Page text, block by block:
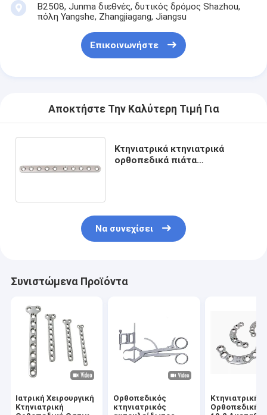
B2508, Junma διεθνές, δυτικός δρόμος Shazhou,
πόλη Yangshe, Zhangjiagang, Jiangsu
Επικοινωνήστε
Αποκτήστε Την Καλύτερη Τιμή Για
Κτηνιατρικά κτηνιατρικά
ορθοπεδικά πιάτα
Να συνεχίσει
Συνιστώμενα Προϊόντα
Ιατρική Χειρουργική
Κτηνιατρική
Ορθοπεδικός
κτηνιατρικός
Κτηνιατρική
Ορθοπεδική